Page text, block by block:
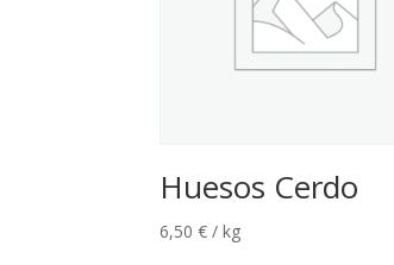
Huesos Cerdo
6,50€ / kg